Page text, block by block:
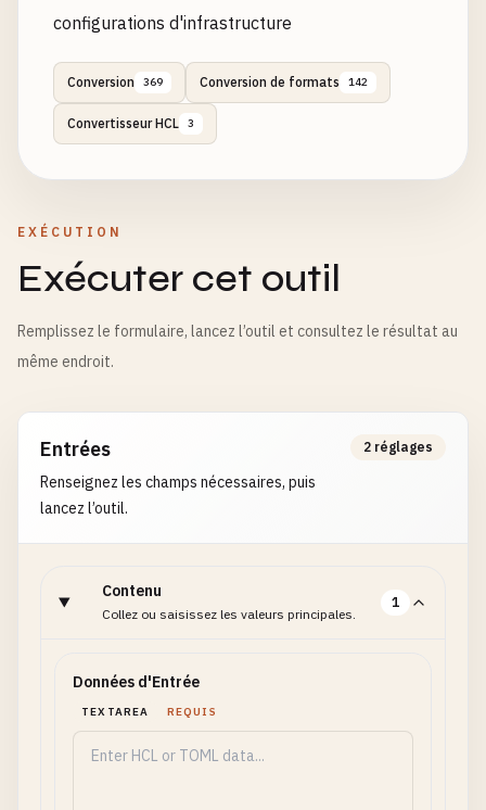
configurations d'infrastructure
Conversion 369 Conversion de formats 142
Convertisseur HCL 3
EXÉCUTION
Exécuter cet outil
Remplissez le formulaire, lancez l’outil et consultez le résultat au
même endroit.
Entrées
Renseignez les champs nécessaires, puis
lancez l’outil.
2 réglages
Contenu
Collez ou saisissez les valeurs principales.
1
Données d'Entrée
TEXTAREA REQUIS